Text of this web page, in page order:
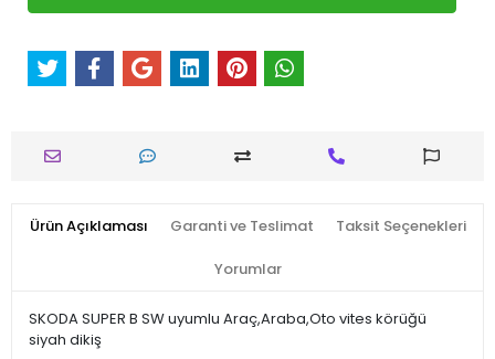
Ürün Açıklaması Garanti ve Teslimat Taksit Seçenekleri
Yorumlar
SKODA SUPER B SW uyumlu Araç,Araba,Oto vites körüğü
siyah dikiş